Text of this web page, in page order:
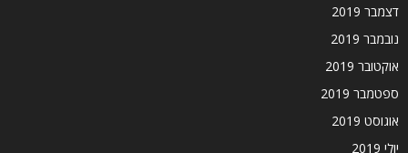
דצמבר 2019
נובמבר 2019
אוקטובר 2019
ספטמבר 2019
אוגוסט 2019
יולי 2019